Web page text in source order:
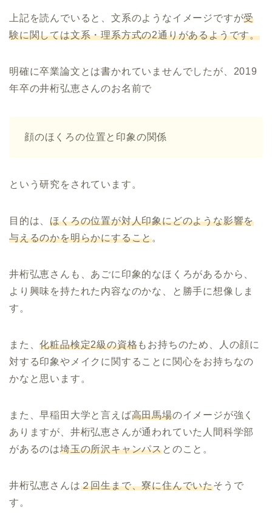
上記を読んでいると、文系のようなイメージですが受
験に関しては文系・理系方式の2通りがあるようです。
明確に卒業論文とは書かれていませんでしたが、2019
年卒の井桁弘恵さんのお名前で
顔のほくろの位置と印象の関係
という研究をされています。
目的は、ほくろの位置が対人印象にどのような影響を
与えるのかを明らかにすること。
井桁弘恵さんも、あごに印象的なほくろがあるから、
より興味を持たれた内容なのかな、と勝手に想像しま
す。
また、化粧品検定2級の資格もお持ちのため、人の顔に
対する印象やメイクに関することに関心をお持ちなの
かなと思います。
また、早稲田大学と言えば高田馬場のイメージが強く
ありますが、井桁弘恵さんが通われていた人間科学部
があるのは埼玉の所沢キャンパスとのこと。
井桁弘恵さんは２回生まで、寮に住んでいたそうで
す。